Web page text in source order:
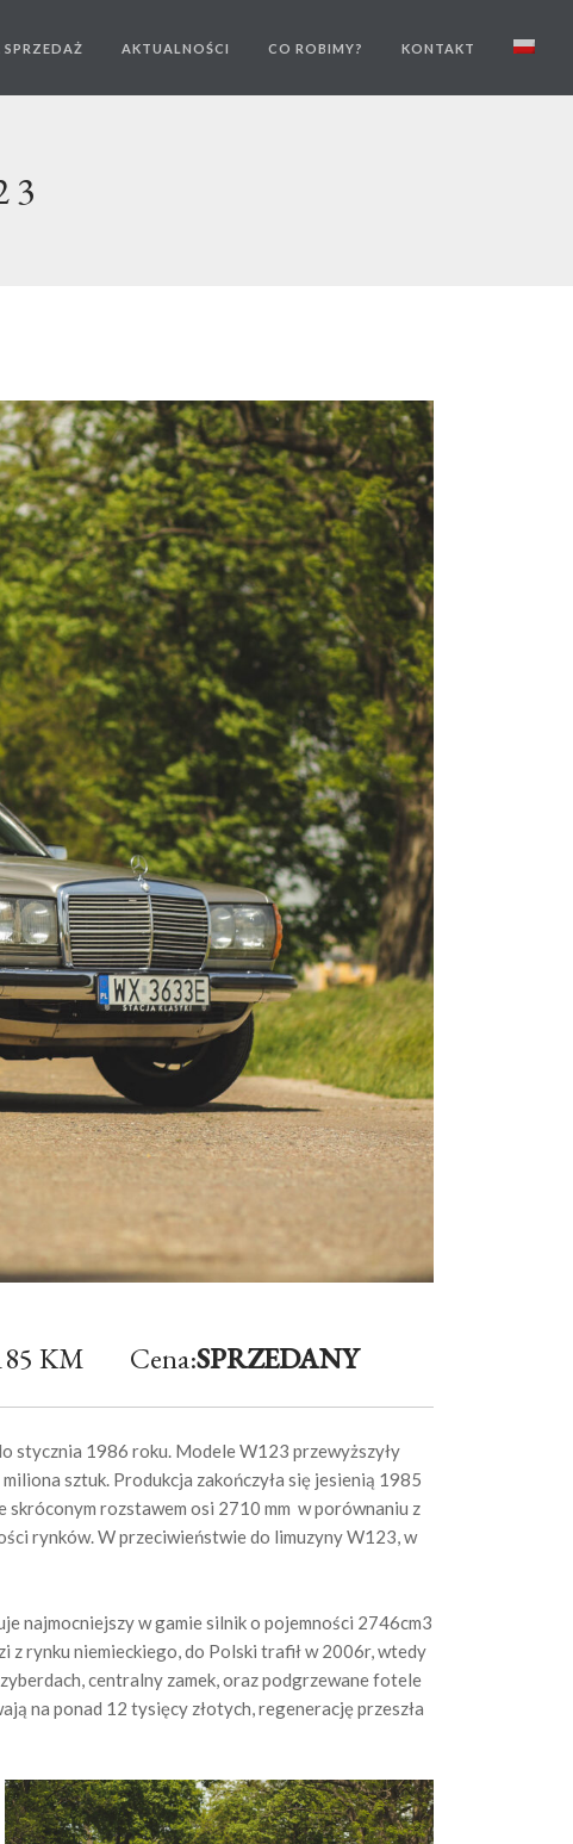
AKTUALNOŚCI CO ROBIMY? KONTAKT
KM Cena:SPRZEDANY
stycznia 1986 roku. Modele W123 przewyższyły
sztuk. Produkcja zakończyła się jesienią 1985
skróconym rozstawem osi 2710 mm w porównaniu z
rynków. W przeciwieństwie do limuzyny W123, w
najmocniejszy w gamie silnik o pojemności 2746cm3
z rynku niemieckiego, do Polski trafił w 2006r, wtedy
centralny zamek, oraz podgrzewane fotele
na ponad 12 tysięcy złotych, regenerację przeszła